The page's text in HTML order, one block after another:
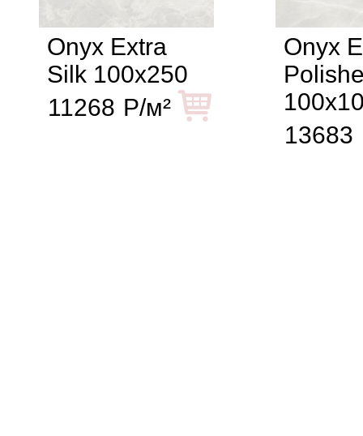
Onyx Extra
Silk 100x250
11268 Р/м²
Onyx
13683